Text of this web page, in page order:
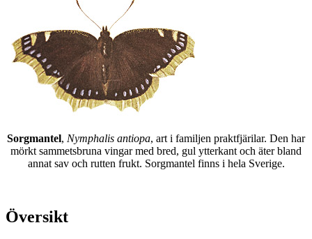
Sorgmantel, Nymphalis antiopa, art i familjen praktfjärilar. Den har
mörkt sammetsbruna vingar med bred, gul ytterkant och äter bland
annat sav och rutten frukt. Sorgmantel finns i hela Sverige.
Översikt